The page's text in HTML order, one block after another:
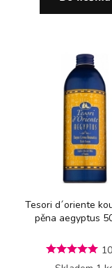
Tesori d´oriente
pěna aegyptus